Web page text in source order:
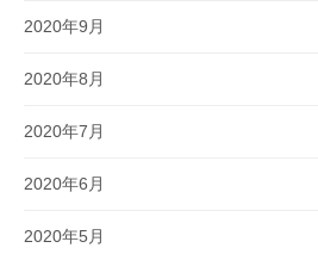
2020年9月
2020年8月
2020年7月
2020年6月
2020年5月